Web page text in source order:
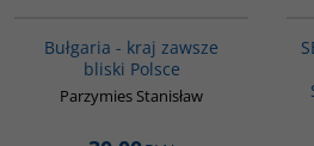
Bułgaria - kraj zawsze
bliski Polsce
Parzymies Stanisław